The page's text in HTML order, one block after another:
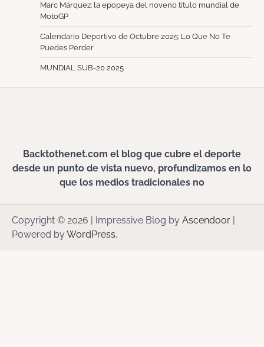
Marc Márquez: la epopeya del noveno título mundial de
MotoGP
Calendario Deportivo de Octubre 2025: Lo Que No Te
Puedes Perder
MUNDIAL SUB-20 2025
Backtothenet.com el blog que cubre el deporte
desde un punto de vista nuevo, profundizamos en lo
que los medios tradicionales no
Copyright © 2026 | Impressive Blog by Ascendoor
Powered byWordPress.